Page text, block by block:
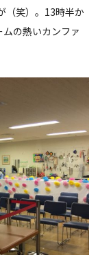
（笑）。13時半か
の熱いカンファ